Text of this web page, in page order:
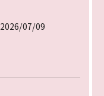
2026/07/09